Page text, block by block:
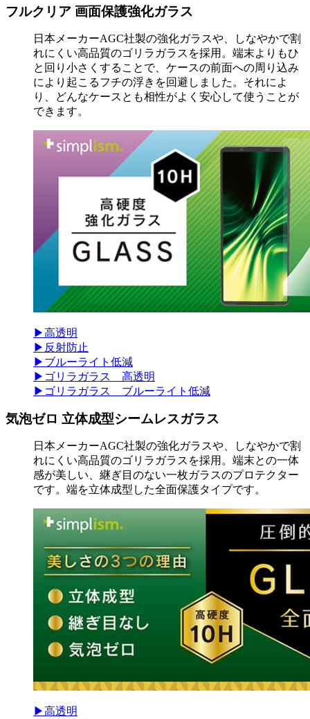
フルクリア 画面保護強化ガラス
日本メーカーAGC社製の強化ガラスや、しなやかで割
れにくい高品質のゴリラガラスを採用。端末よりもひ
と回り小さくすることで、ケースの前面への周り込み
により起こるフチの浮きを回避しました。それによ
り、どんなケースとも相性がよく安心して使うことが
できます。
▶高透明
▶反射防止
▶ブルーライト低減
▶ゴリラガラス 高透明
▶ゴリラガラス ブルーライト低減
気泡ゼロ 立体成型シームレスガラス
日本メーカーAGC社製の強化ガラスや、しなやかで割
れにくい高品質のゴリラガラスを採用。端末との一体
感が美しい、継ぎ目のない一枚ガラスのプロテクター
です。端を立体成型した全面保護タイプです。
▶高透明